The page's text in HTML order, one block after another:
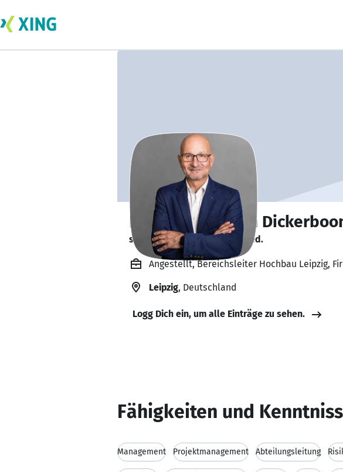
Dipl.-Ing. Karsten
sucht ein neues Team-Mitglied.
Angestellt, Bereichsleiter Hochbau Leipzig,
Leipzig, Deutschland
Logg Dich ein, um alle Einträge zu sehen.
Fähigkeiten und
Management Projektmanagement Abteilungsleitung